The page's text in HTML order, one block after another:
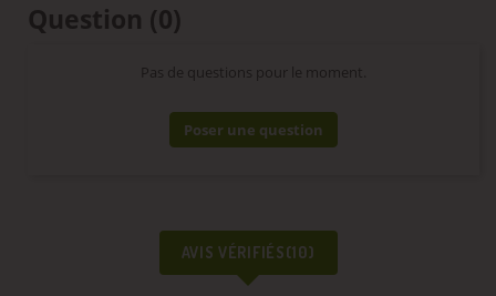
Question (0)
Pas de questions pour le moment.
Poser une question
AVIS VÉRIFIÉS(10)